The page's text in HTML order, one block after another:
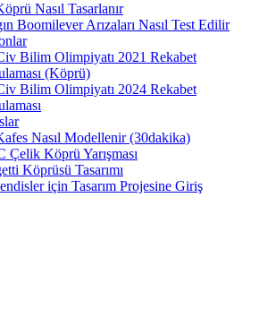
Nasıl Tasarlanır
Boomilever Arızaları Nasıl Test Edilir
Bilim Olimpiyatı 2021 Rekabet
(Köprü)
Bilim Olimpiyatı 2024 Rekabet
Nasıl Modellenir (30dakika)
Çelik Köprü Yarışması
Köprüsü Tasarımı
için Tasarım Projesine Giriş